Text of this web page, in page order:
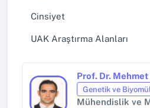
Cinsiyet
UAK Araştırma Alanları
Prof. Dr. Mehmet
Genetik ve
Mühendislik ve